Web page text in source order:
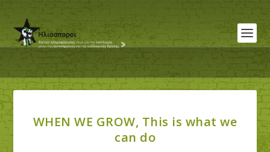
WHEN WE GROW, This is what we
can do